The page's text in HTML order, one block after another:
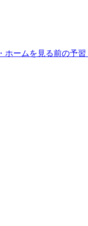
ホームを見る前の予習